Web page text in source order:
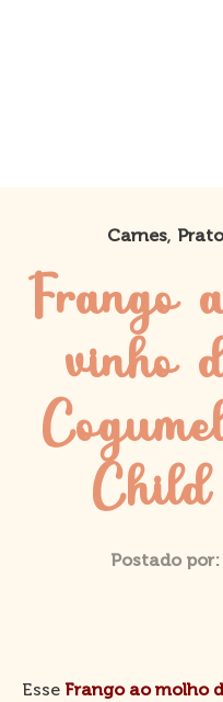
Carnes,
Frango
vinho
Postado por:
Esse Frango ao molho